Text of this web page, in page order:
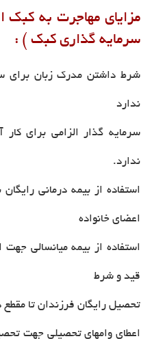
مزایای مهاجرت به
سرمایه گذاری کبک ) :
شرط داشتن مدرک زبان برای
ندارد
سرمایه گذار الزامی برای
ندارد.
استفاده از بیمه درمانی
اعضای خانواده
قید و شرط
تحصیل رایگان فرزندان تا مقطع
اعطای وامهای تحصیلی جهت